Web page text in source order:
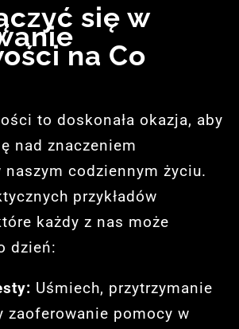
się w
na Co
to doskonała okazja, aby
nad znaczeniem
codziennym życiu.
przykładów
każdy z nas może
dzień:
Uśmiech, przytrzymanie
zaoferowanie pomocy w